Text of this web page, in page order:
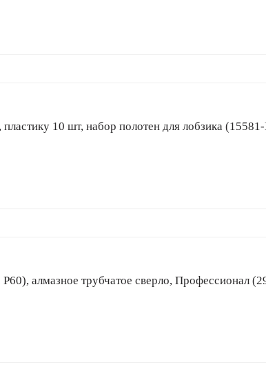
пластику 10 шт, набор полотен для лобзика
Р60), алмазное трубчатое сверло, Профессионал